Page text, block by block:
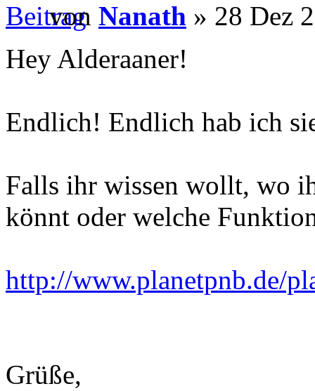
von Nanath » 28 Dez
Hey Alderaaner!
Endlich! Endlich hab ich
Falls ihr wissen wollt, wo
könnt oder welche
http://www.planetpnb.de/
Grüße,